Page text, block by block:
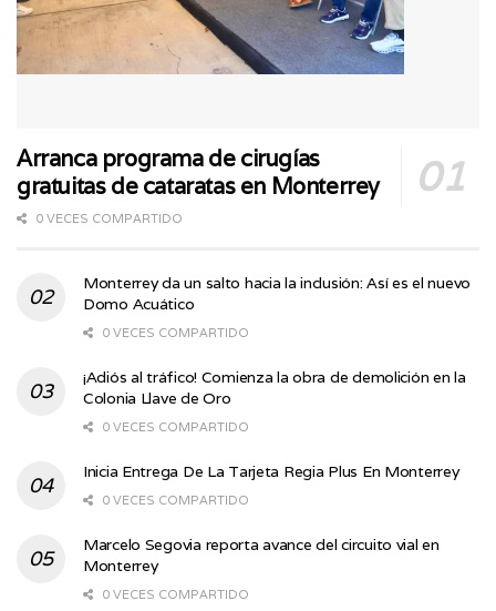
Arranca programa de cirugías
gratuitas de cataratas en Monterrey
0 VECES COMPARTIDO
Monterrey da un salto hacia la inclusión: Así es el nuevo
Domo Acuático
0 VECES COMPARTIDO
¡Adiós al tráfico! Comienza la obra de demolición en la
Colonia Llave de Oro
0 VECES COMPARTIDO
Inicia Entrega De La Tarjeta Regia Plus En Monterrey
0 VECES COMPARTIDO
Marcelo Segovia reporta avance del circuito vial en
Monterrey
0 VECES COMPARTIDO